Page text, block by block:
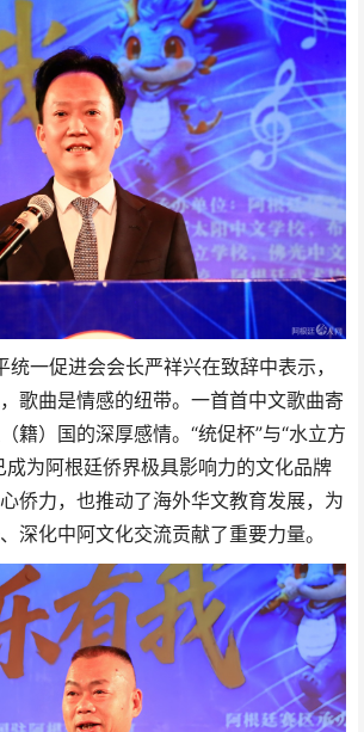
一促进会会长严祥兴在致辞中表示，
歌曲是情感的纽带。一首首中文歌曲寄
籍）国的深厚感情。“统促杯”与“水立方
成为阿根廷侨界极具影响力的文化品牌
侨力，也推动了海外华文教育发展，为
深化中阿文化交流贡献了重要力量。